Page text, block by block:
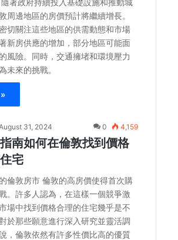
著政府持續投入基礎設施和推動城
周邊地區的房價預計將繼續增長。
切關注這些地區的供需動態和市場
新房供應的增加，部分地區可能面
風險。同時，交通擁堵和環境壓力
未來的挑戰。
31, 2024 0 4,159
南如何在倫敦找到價格
宅
倫敦房市 倫敦的高房價使得首次購
。許多人認為，在這樣一個競爭激
場中找到價格合理的住宅幾乎是不
於那些願意進行深入研究並靈活調
，倫敦依然有許多性價比高的優質